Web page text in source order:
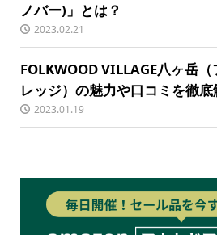
ノバー)」とは？
2023.02.21
FOLKWOOD VILLAGE八ヶ岳
レッジ）の魅力や口コミを徹底
2023.01.19